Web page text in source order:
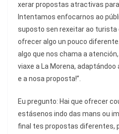
xerar propostas atractivas
Intentamos enfocarnos ao
suposto sen rexeitar ao turista
ofrecer algo un pouco
algo que nos chama a
viaxe a La Morena,
e a nosa proposta!”.
Eu pregunto: Hai que ofrecer
estásenos indo das mans ou
final tes propostas diferentes,